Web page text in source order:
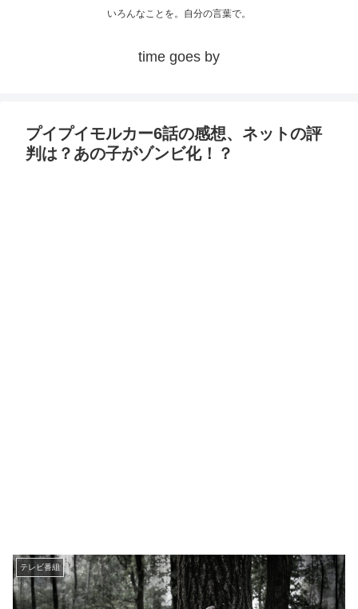
いろんなことを。自分の言葉で。
time goes by
プイプイモルカー6話の感想、ネットの評
判は？あの子がゾンビ化！？
テレビ番組